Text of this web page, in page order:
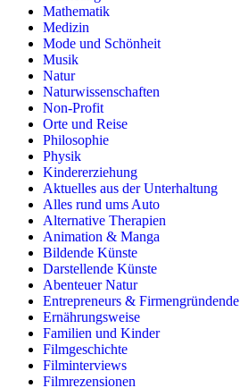
Mathematik
Medizin
Mode und Schönheit
Musik
Natur
Naturwissenschaften
Non-Profit
Orte und Reise
Philosophie
Physik
Kindererziehung
Aktuelles aus der Unterhaltung
Alles rund ums Auto
Alternative Therapien
Animation & Manga
Bildende Künste
Darstellende Künste
Abenteuer Natur
Entrepreneurs & Firmengründende
Ernährungsweise
Familien und Kinder
Filmgeschichte
Filminterviews
Filmrezensionen